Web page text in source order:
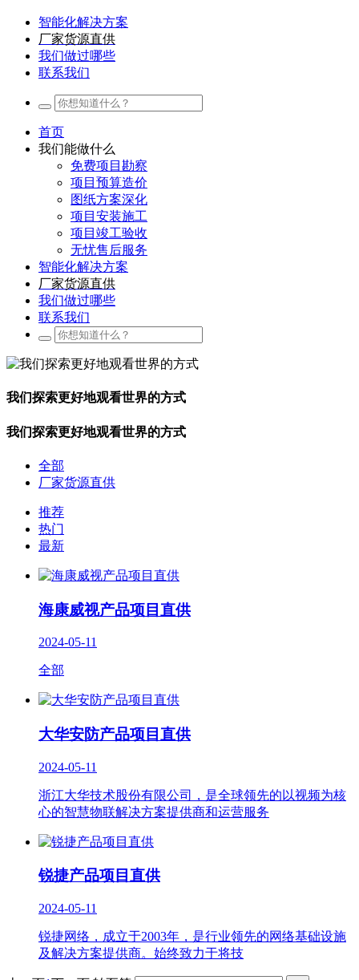
智能化解决方案
厂家货源直供
我们做过哪些
联系我们
首页
我们能做什么
免费项目勘察
项目预算造价
图纸方案深化
项目安装施工
项目竣工验收
无忧售后服务
智能化解决方案
厂家货源直供
我们做过哪些
联系我们
我们探索更好地观看世界的方式
我们探索更好地观看世界的方式
全部
厂家货源直供
推荐
热门
最新
海康威视产品项目直供
2024-05-11
全部
大华安防产品项目直供
2024-05-11
浙江大华技术股份有限公司，是全球领先的以视频为核
心的智慧物联解决方案提供商和运营服务
锐捷产品项目直供
2024-05-11
锐捷网络，成立于2003年，是行业领先的网络基础设施
及解决方案提供商。始终致力于将技